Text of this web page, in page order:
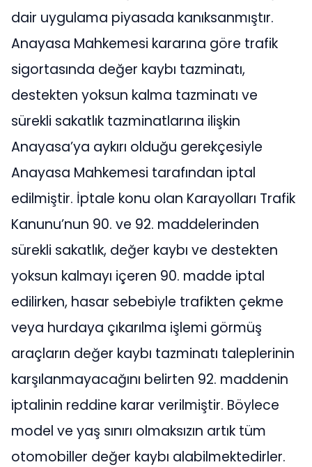
dair uygulama piyasada kanıksanmıştır.
Anayasa Mahkemesi kararına göre trafik
sigortasında değer kaybı tazminatı,
destekten yoksun kalma tazminatı ve
sürekli sakatlık tazminatlarına ilişkin
Anayasa’ya aykırı olduğu gerekçesiyle
Anayasa Mahkemesi tarafından iptal
edilmiştir. İptale konu olan Karayolları Trafik
Kanunu’nun 90. ve 92. maddelerinden
sürekli sakatlık, değer kaybı ve destekten
yoksun kalmayı içeren 90. madde iptal
edilirken, hasar sebebiyle trafikten çekme
veya hurdaya çıkarılma işlemi görmüş
araçların değer kaybı tazminatı taleplerinin
karşılanmayacağını belirten 92. maddenin
iptalinin reddine karar verilmiştir. Böylece
model ve yaş sınırı olmaksızın artık tüm
otomobiller değer kaybı alabilmektedirler.